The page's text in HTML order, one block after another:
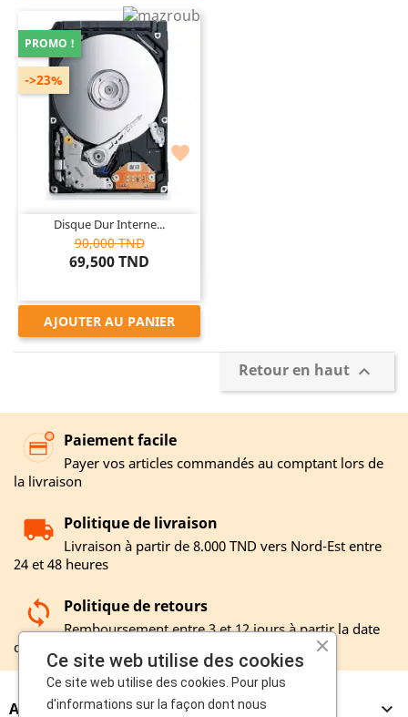

Disque Dur Interne...
90,000 TND
69,500 TND
->23%
PROMO !
AJOUTER AU PANIER
Retour en haut 
Paiement facile
Payer vos articles commandés au comptant lors de
la livraison
Politique de livraison
Livraison à partir de 8.000 TND vers Nord-Est entre
24 et 48 heures
Politique de retours
Remboursement entre 3 et 12 jours à partir la date
de réception de votre retour
A PROPOS 
Ce site web utilise des cookies
Ce site web utilise des cookies. Pour plus
d'informations sur la façon dont nous